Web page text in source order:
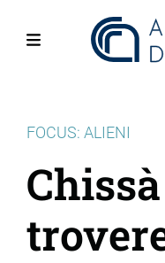
FOCUS: ALIENI